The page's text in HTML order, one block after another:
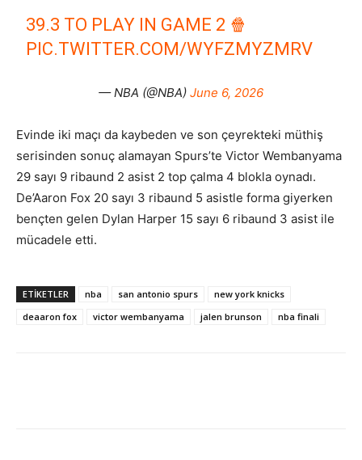
39.3 TO PLAY IN GAME 2 🍿
PIC.TWITTER.COM/WYFZMYZMRV
— NBA (@NBA) June 6, 2026
Evinde iki maçı da kaybeden ve son çeyrekteki müthiş
serisinden sonuç alamayan Spurs’te Victor Wembanyama
29 sayı 9 ribaund 2 asist 2 top çalma 4 blokla oynadı.
De’Aaron Fox 20 sayı 3 ribaund 5 asistle forma giyerken
bençten gelen Dylan Harper 15 sayı 6 ribaund 3 asist ile
mücadele etti.
ETIKETLER nba san antonio spurs
new york knicks
deaaron fox
victor wembanyama jalen brunson nba finali